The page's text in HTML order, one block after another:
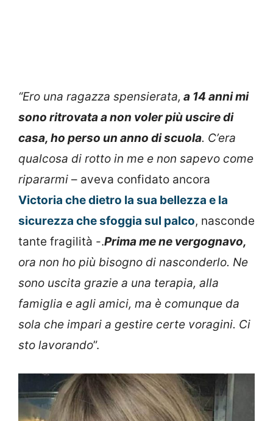
“Ero una ragazza spensierata, a 14 anni mi
sono ritrovata a non voler più uscire di
casa, ho perso un anno di scuola. C’era
qualcosa di rotto in me e non sapevo come
ripararmi – aveva confidato ancora
Victoria che dietro la sua bellezza e la
sicurezza che sfoggia sul palco, nasconde
tante fragilità -.Prima me ne vergognavo,
ora non ho più bisogno di nasconderlo. Ne
sono uscita grazie a una terapia, alla
famiglia e agli amici, ma è comunque da
sola che impari a gestire certe voragini. Ci
sto lavorando”.